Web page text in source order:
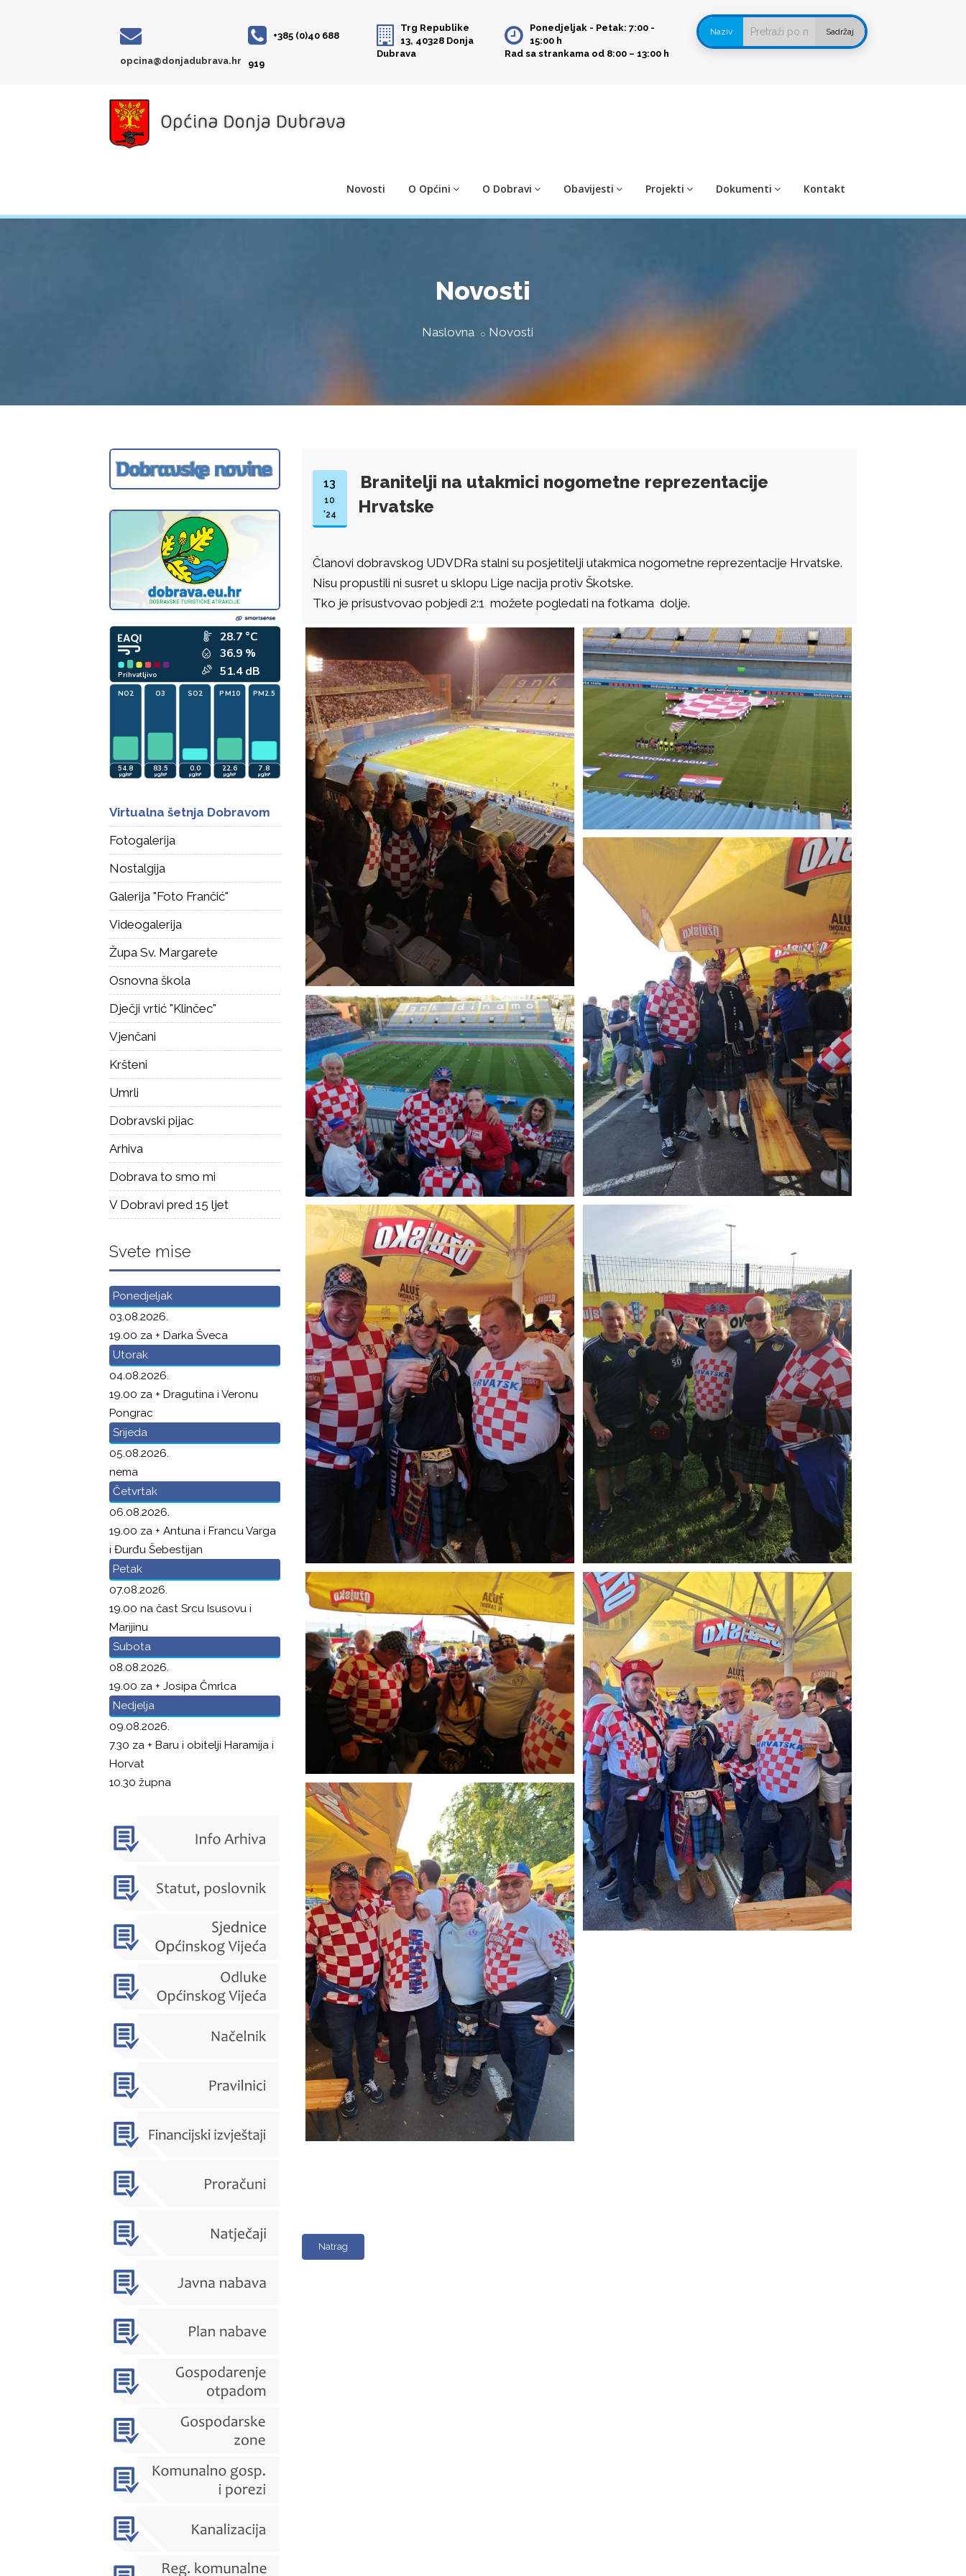
opcina@donjadubrava.hr
+385 (0)40 688
919
Trg Republike
13, 40328 Donja
Dubrava
Ponedjeljak - Petak: 7:00 -
15:00 h
Rad sa strankama od 8:00 – 13:00 h
Naziv Sadržaj
Novosti O Općini O Dobravi Obavijesti Projekti Dokumenti Kontakt
Novosti
Naslovna Novosti
13
10
'24
Branitelji na utakmici nogometne reprezentacije
Hrvatske
Članovi dobravskog UDVDRa stalni su posjetitelji utakmica nogometne reprezentacije Hrvatske.
Nisu propustili ni susret u sklopu Lige nacija protiv Škotske.
Tko je prisustvovao pobjedi 2:1 možete pogledati na fotkama dolje.
Natrag
Virtualna šetnja Dobravom
Fotogalerija
Nostalgija
Galerija "Foto Frančić"
Videogalerija
Župa Sv. Margarete
Osnovna škola
Dječji vrtić "Klinčec"
Vjenčani
Kršteni
Umrli
Dobravski pijac
Arhiva
Dobrava to smo mi
V Dobravi pred 15 ljet
Svete mise
Ponedjeljak
03.08.2026.
19.00 za + Darka Šveca
Utorak
04.08.2026.
19.00 za + Dragutina i Veronu
Pongrac
Srijeda
05.08.2026.
nema
Četvrtak
06.08.2026.
19.00 za + Antuna i Francu Varga
i Đurđu Šebestijan
Petak
07.08.2026.
19.00 na čast Srcu Isusovu i
Marijinu
Subota
08.08.2026.
19.00 za + Josipa Čmrlca
Nedjelja
09.08.2026.
7.30 za + Baru i obitelji Haramija i
Horvat
10.30 župna